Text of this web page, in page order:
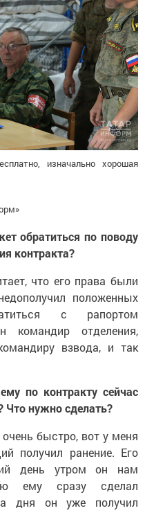
изначально хорошая
обратиться по поводу
контракта?
что его права были
положенных
с рапортом
отделения,
взвода, и так
по контракту сейчас
Что нужно сделать?
быстро, вот у меня
получил ранение. Его
день утром он нам
ему сразу сделал
дня он уже получил